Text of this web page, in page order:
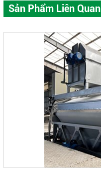
Sản Phẩm Liên Quan